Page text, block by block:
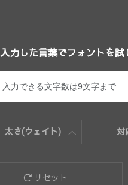
入力した言葉でフォントを試
太さ(ウェイト) 対
リセット